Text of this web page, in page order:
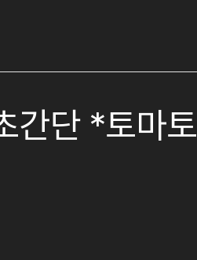
간단 *토마토